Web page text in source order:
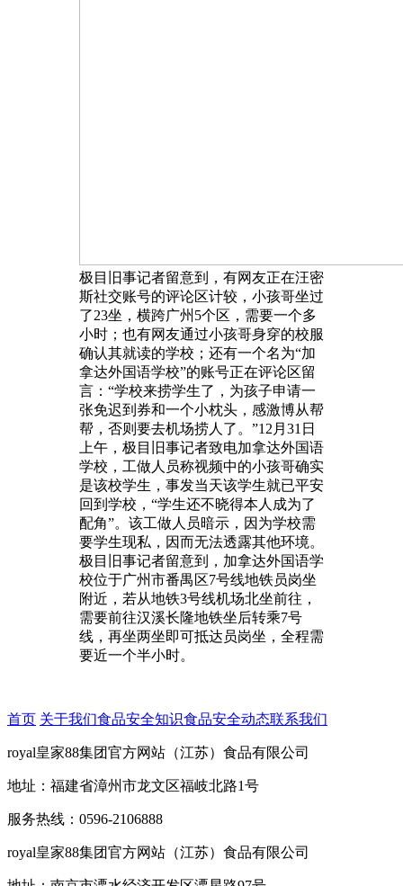
极目旧事记者留意到，有网友正在汪密
斯社交账号的评论区计较，小孩哥坐过
了23坐，横跨广州5个区，需要一个多
小时；也有网友通过小孩哥身穿的校服
确认其就读的学校；还有一个名为“加
拿达外国语学校”的账号正在评论区留
言：“学校来捞学生了，为孩子申请一
张免迟到券和一个小枕头，感激博从帮
帮，否则要去机场捞人了。”12月31日
上午，极目旧事记者致电加拿达外国语
学校，工做人员称视频中的小孩哥确实
是该校学生，事发当天该学生就已平安
回到学校，“学生还不晓得本人成为了
配角”。该工做人员暗示，因为学校需
要学生现私，因而无法透露其他环境。
极目旧事记者留意到，加拿达外国语学
校位于广州市番禺区7号线地铁员岗坐
附近，若从地铁3号线机场北坐前往，
需要前往汉溪长隆地铁坐后转乘7号
线，再坐两坐即可抵达员岗坐，全程需
要近一个半小时。
首页 关于我们食品安全知识食品安全动态联系我们
royal皇家88集团官方网站（江苏）食品有限公司
地址：福建省漳州市龙文区福岐北路1号
服务热线：0596-2106888
royal皇家88集团官方网站（江苏）食品有限公司